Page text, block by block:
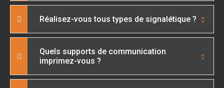
Réalisez-vous tous types de signalétique ?
Quels supports de communication
imprimez-vous ?